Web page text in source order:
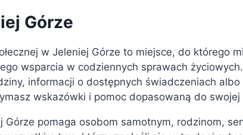
Górze
w Jeleniej Górze to miejsce, do którego
wsparcia w codziennych sprawach
informacji o dostępnych świadczeniach
wskazówki i pomoc dopasowaną do swojej
Górze pomaga osobom samotnym, rodzinom,